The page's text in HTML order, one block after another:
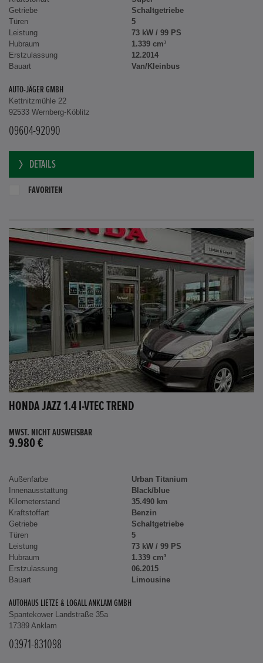
Getriebe
Schaltgetriebe
Türen
5
Leistung
73 kW / 99 PS
Hubraum
1.339 cm³
Erstzulassung
12.2014
Bauart
Van/Kleinbus
AUTO-JÄGER GMBH
Kettnitzmühle 22
92533 Wernberg-Köblitz
09604-92090
DETAILS
FAVORITEN
HONDA JAZZ 1.4 I-VTEC TREND
MWST. NICHT AUSWEISBAR
9.980 €
Außenfarbe
Urban Titanium
Innenausstattung
Black/blue
Kilometerstand
35.490 km
Kraftstoffart
Benzin
Getriebe
Schaltgetriebe
Türen
5
Leistung
73 kW / 99 PS
Hubraum
1.339 cm³
Erstzulassung
06.2015
Bauart
Limousine
AUTOHAUS LIETZE & LOGALL ANKLAM GMBH
Spantekower Landstraße 35a
17389 Anklam
03971-831098